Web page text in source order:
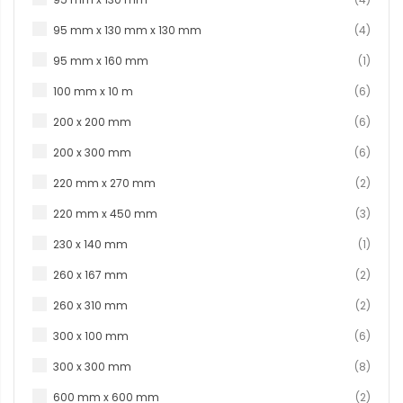
95 mm x 130 mm x 130 mm 4
95 mm x 160 mm 1
100 mm x 10 m 6
200 x 200 mm 6
200 x 300 mm 6
220 mm x 270 mm 2
220 mm x 450 mm 3
230 x 140 mm 1
260 x 167 mm 2
260 x 310 mm 2
300 x 100 mm 6
300 x 300 mm 8
600 mm x 600 mm 2